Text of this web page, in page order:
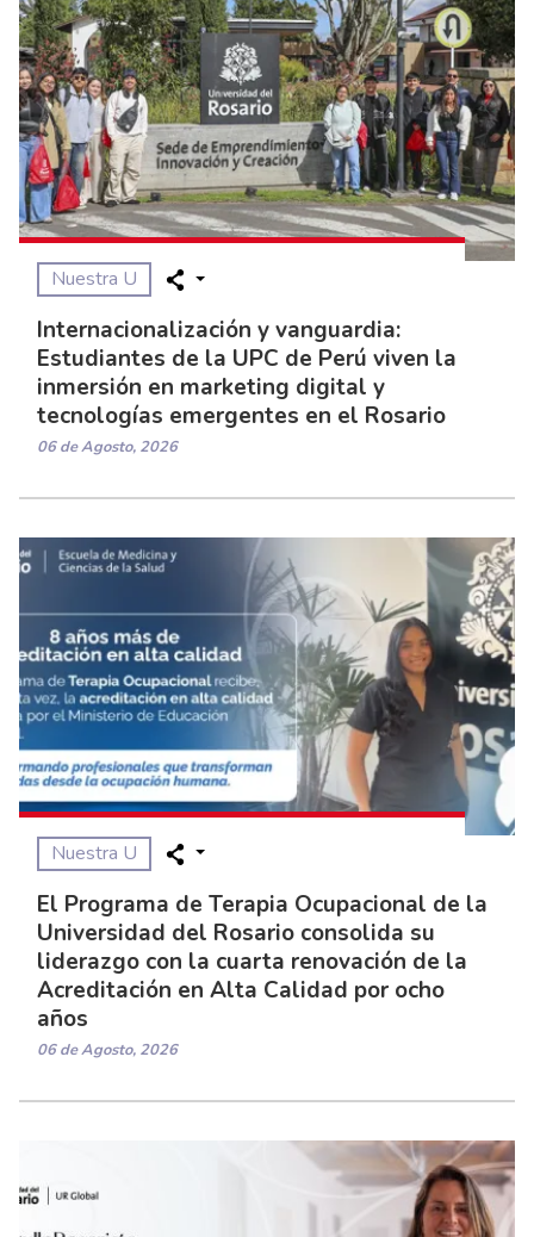
Nuestra U
Internacionalización y vanguardia:
Estudiantes de la UPC de Perú viven la
inmersión en marketing digital y
tecnologías emergentes en el Rosario
06 de Agosto, 2026
Nuestra U
El Programa de Terapia Ocupacional de la
Universidad del Rosario consolida su
liderazgo con la cuarta renovación de la
Acreditación en Alta Calidad por ocho
años
06 de Agosto, 2026